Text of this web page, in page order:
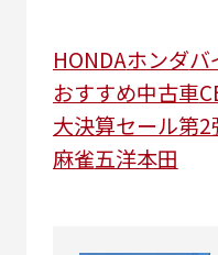
HONDAホンダバ
おすすめ中古車
大決算セール第2
麻雀五洋本田